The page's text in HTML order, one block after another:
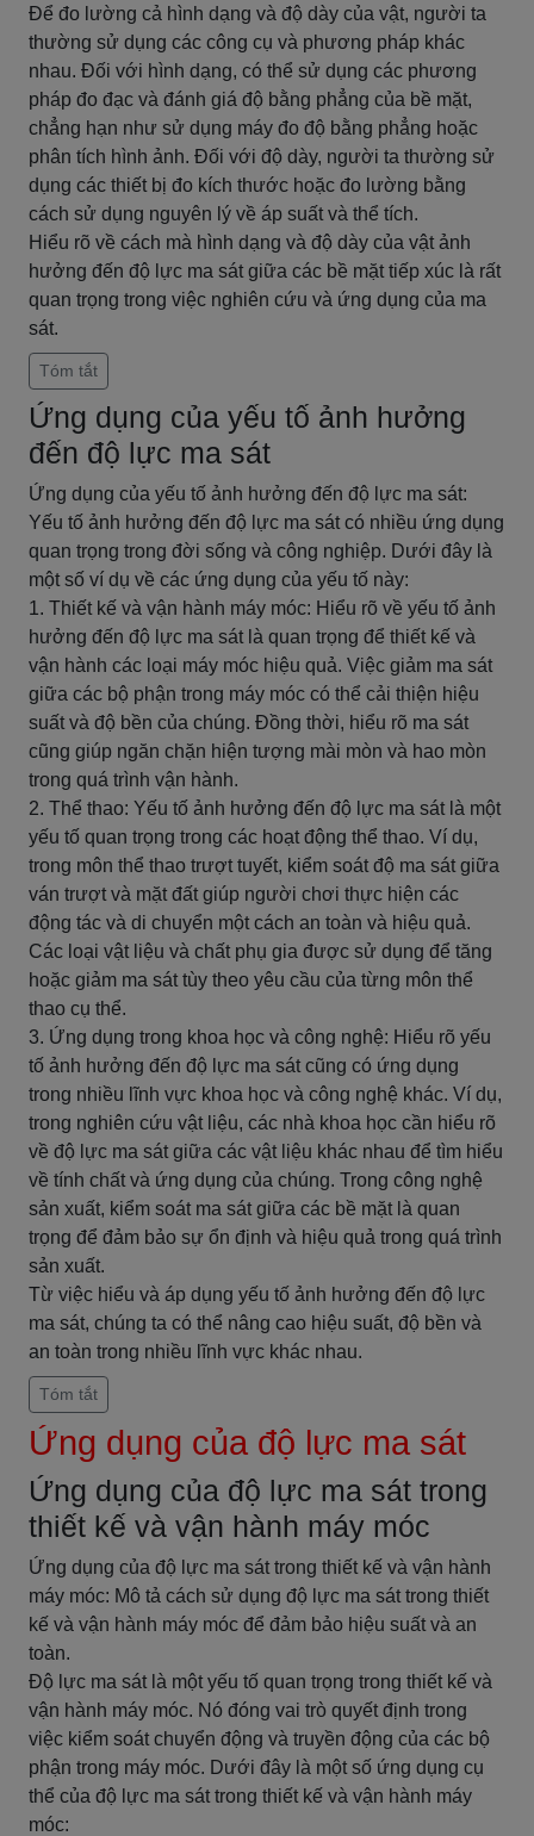
Để đo lường cả hình dạng và độ dày của vật, người ta
thường sử dụng các công cụ và phương pháp khác
nhau. Đối với hình dạng, có thể sử dụng các phương
pháp đo đạc và đánh giá độ bằng phẳng của bề mặt,
chẳng hạn như sử dụng máy đo độ bằng phẳng hoặc
phân tích hình ảnh. Đối với độ dày, người ta thường sử
dụng các thiết bị đo kích thước hoặc đo lường bằng
cách sử dụng nguyên lý về áp suất và thể tích.
Hiểu rõ về cách mà hình dạng và độ dày của vật ảnh
hưởng đến độ lực ma sát giữa các bề mặt tiếp xúc là rất
quan trọng trong việc nghiên cứu và ứng dụng của ma
sát.
Tóm tắt
Ứng dụng của yếu tố ảnh hưởng
đến độ lực ma sát
Ứng dụng của yếu tố ảnh hưởng đến độ lực ma sát:
Yếu tố ảnh hưởng đến độ lực ma sát có nhiều ứng dụng
quan trọng trong đời sống và công nghiệp. Dưới đây là
một số ví dụ về các ứng dụng của yếu tố này:
1. Thiết kế và vận hành máy móc: Hiểu rõ về yếu tố ảnh
hưởng đến độ lực ma sát là quan trọng để thiết kế và
vận hành các loại máy móc hiệu quả. Việc giảm ma sát
giữa các bộ phận trong máy móc có thể cải thiện hiệu
suất và độ bền của chúng. Đồng thời, hiểu rõ ma sát
cũng giúp ngăn chặn hiện tượng mài mòn và hao mòn
trong quá trình vận hành.
2. Thể thao: Yếu tố ảnh hưởng đến độ lực ma sát là một
yếu tố quan trọng trong các hoạt động thể thao. Ví dụ,
trong môn thể thao trượt tuyết, kiểm soát độ ma sát giữa
ván trượt và mặt đất giúp người chơi thực hiện các
động tác và di chuyển một cách an toàn và hiệu quả.
Các loại vật liệu và chất phụ gia được sử dụng để tăng
hoặc giảm ma sát tùy theo yêu cầu của từng môn thể
thao cụ thể.
3. Ứng dụng trong khoa học và công nghệ: Hiểu rõ yếu
tố ảnh hưởng đến độ lực ma sát cũng có ứng dụng
trong nhiều lĩnh vực khoa học và công nghệ khác. Ví dụ,
trong nghiên cứu vật liệu, các nhà khoa học cần hiểu rõ
về độ lực ma sát giữa các vật liệu khác nhau để tìm hiểu
về tính chất và ứng dụng của chúng. Trong công nghệ
sản xuất, kiểm soát ma sát giữa các bề mặt là quan
trọng để đảm bảo sự ổn định và hiệu quả trong quá trình
sản xuất.
Từ việc hiểu và áp dụng yếu tố ảnh hưởng đến độ lực
ma sát, chúng ta có thể nâng cao hiệu suất, độ bền và
an toàn trong nhiều lĩnh vực khác nhau.
Tóm tắt
Ứng dụng của độ lực ma sát
Ứng dụng của độ lực ma sát trong
thiết kế và vận hành máy móc
Ứng dụng của độ lực ma sát trong thiết kế và vận hành
máy móc: Mô tả cách sử dụng độ lực ma sát trong thiết
kế và vận hành máy móc để đảm bảo hiệu suất và an
toàn.
Độ lực ma sát là một yếu tố quan trọng trong thiết kế và
vận hành máy móc. Nó đóng vai trò quyết định trong
việc kiểm soát chuyển động và truyền động của các bộ
phận trong máy móc. Dưới đây là một số ứng dụng cụ
thể của độ lực ma sát trong thiết kế và vận hành máy
móc: